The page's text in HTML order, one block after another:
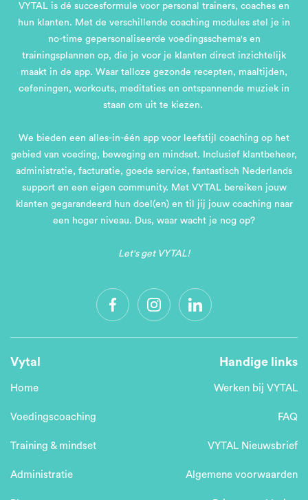
VYTAL is dé succesformule voor personal trainers, coaches en
hun klanten. Met de verschillende coaching modules stel je in
no-time gepersonaliseerde voedingsschema's en
trainingsplannen op, die je voor je klanten direct inzichtelijk
maakt in de app. Waar talloze gezonde recepten, maaltijden,
oefeningen, workouts, meditaties en ontspannende muziek in
staan om uit te kiezen.
We bieden een alles-in-één app voor leefstijl coaching op het
gebied van voeding, beweging en mindset. Inclusief klantbeheer,
administratie, facturatie, goede service, fantastisch Nederlands
support en een eigen community. Met VYTAL bereiken jouw
klanten gegarandeerd hun doel(en) en til jij jouw coaching naar
een hoger niveau. Dus, waar wacht je nog op?
Let's get VYTAL!
Vytal
Home
Voedingscoaching
Training & mindset
Administratie
Handige links
Werken bij VYTAL
FAQ
VYTAL Nieuwsbrief
Algemene voorwaarden